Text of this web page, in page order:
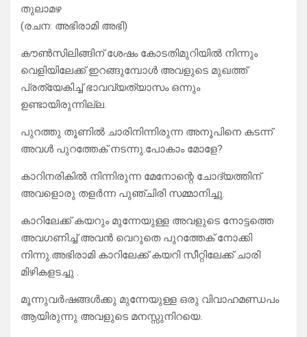
തുലാമഴ
(രചന: അഭിരാമി അഭി)
കൗൺസിലിങ്ങിന് ശേഷം കോടതിമുറിയിൽ നിന്നും
വെളിയിലേക്ക് ഇറങ്ങുമ്പോൾ അവളുടെ മുഖത്ത്
പ്രത്യേകിച്ച് ഭാവവ്യത്യാസം ഒന്നും
ഉണ്ടായിരുന്നില്ല.
പുറത്തു തൂണിൽ ചാരിനിന്നിരുന്ന അനൂപിനെ കടന്ന്
അവൾ പുറത്തേക് നടന്നു.പോകാം മോളേ?
കാറിനരികിൽ നിന്നിരുന്ന മേനോന്റെ ചോദ്യത്തിന്
അവളൊരു തളർന്ന പുഞ്ചിരി സമ്മാനിച്ചു.
കാറിലേക്ക് കയറും മുന്നേയുള്ള അവളുടെ നോട്ടത്തെ
അവഗണിച്ച് അവൻ വെറുതെ പുറത്തേക് നോക്കി
നിന്നു.അഭിരാമി കാറിലേക്ക് കയറി സീറ്റിലേക്ക് ചാരി
മിഴികളടച്ചു .
മൂന്നുവർഷങ്ങൾക്കു മുന്നേയുള്ള ഒരു വിവാഹമണ്ഡപം
ആയിരുന്നു അവളുടെ മനസ്സുനിറയെ.